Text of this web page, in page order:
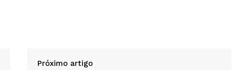
Próximo artigo